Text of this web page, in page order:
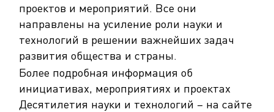
проектов и мероприятий. Все они
направлены на усиление роли науки и
технологий в решении важнейших задач
развития общества и страны.
Более подробная информация об
инициативах, мероприятиях и проектах
Десятилетия науки и технологий – на сайте